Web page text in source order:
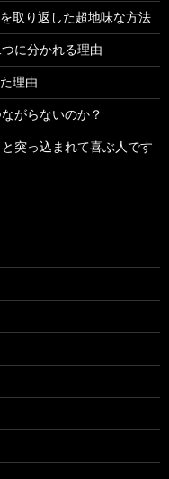
取り返した超地味な方法
に分かれる理由
理由
がらないのか？
突っ込まれて喜ぶ人です